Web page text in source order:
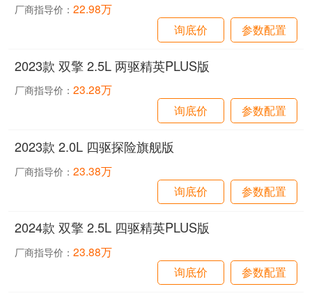
厂商指导价：22.98万
询底价
参数配置
2023款 双擎 2.5L 两驱精英PLUS版
厂商指导价：23.28万
询底价
参数配置
2023款 2.0L 四驱探险旗舰版
厂商指导价：23.38万
询底价
参数配置
2024款 双擎 2.5L 四驱精英PLUS版
厂商指导价：23.88万
询底价
参数配置